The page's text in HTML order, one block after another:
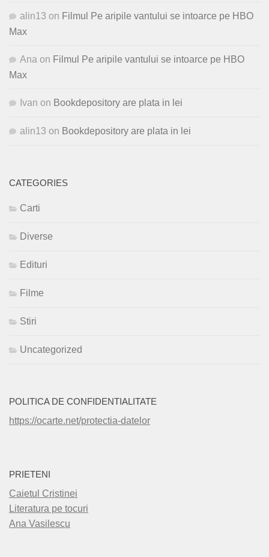
alin13 on Filmul Pe aripile vantului se intoarce pe HBO
Max
Ana on Filmul Pe aripile vantului se intoarce pe HBO
Max
Ivan on Bookdepository are plata in lei
alin13 on Bookdepository are plata in lei
CATEGORIES
Carti
Diverse
Edituri
Filme
Stiri
Uncategorized
POLITICA DE CONFIDENTIALITATE
https://ocarte.net/protectia-datelor
PRIETENI
Caietul Cristinei
Literatura pe tocuri
Ana Vasilescu